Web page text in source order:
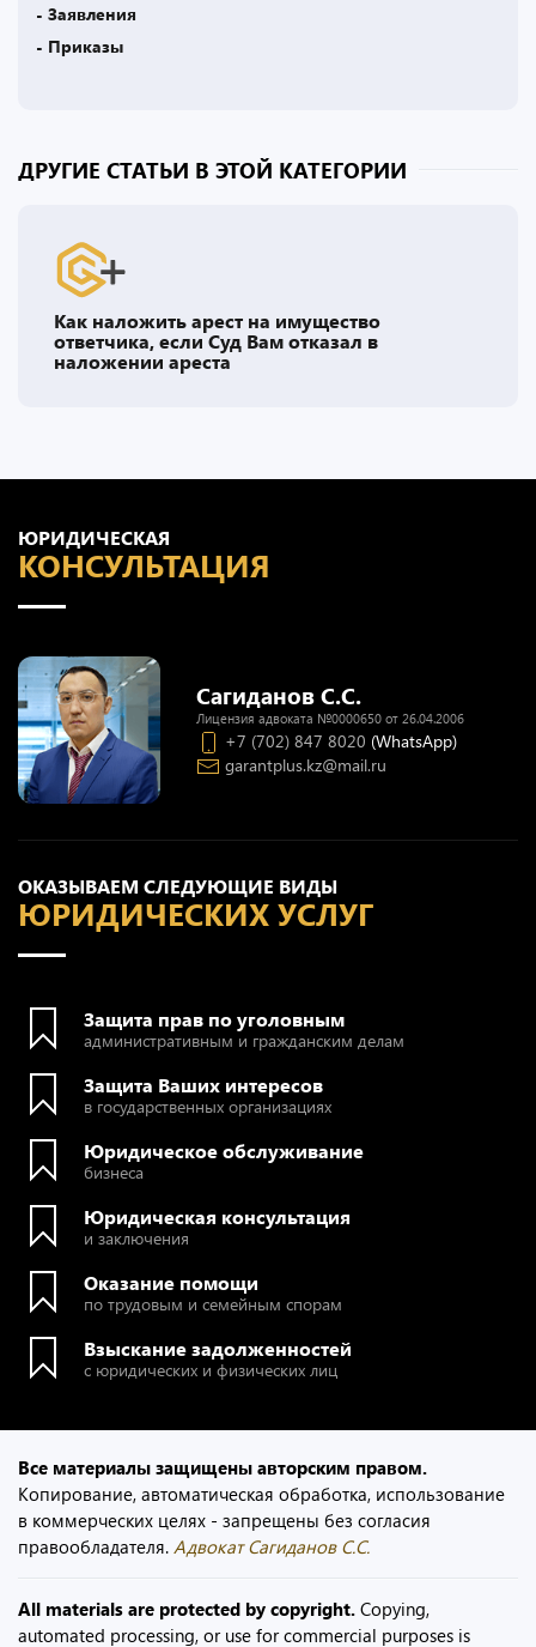
- Заявления
- Приказы
ДРУГИЕ СТАТЬИ В ЭТОЙ КАТЕГОРИИ
Как наложить арест на имущество
ответчика, если Суд Вам отказал в
наложении ареста
ОКАЗЫВАЕМ СЛЕДУЮЩИЕ ВИДЫ
ЮРИДИЧЕСКИХ УСЛУГ
Защита прав по уголовным
административным и гражданским делам
Защита Ваших интересов
в государственных организациях
Юридическое обслуживание
бизнеса
Юридическая консультация
и заключения
Оказание помощи
по трудовым и семейным спорам
Взыскание задолженностей
с юридических и физических лиц
ЮРИДИЧЕСКАЯ
КОНСУЛЬТАЦИЯ
Сагиданов С.С.
Лицензия адвоката №0000650 от 26.04.2006
+7 (702) 847 8020 (WhatsApp)
garantplus.kz@mail.ru
Все материалы защищены авторским правом.
Копирование, автоматическая обработка, использование
в коммерческих целях - запрещены без согласия
правообладателя. Адвокат Сагиданов С.С.
All materials are protected by copyright. Copying,
automated processing, or use for commercial purposes is